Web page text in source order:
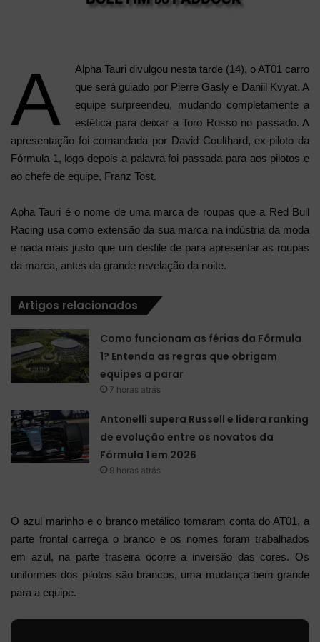
A
Alpha Tauri divulgou nesta tarde (14), o AT01 carro
que será guiado por Pierre Gasly e Daniil Kvyat. A
equipe surpreendeu, mudando completamente a
estética para deixar a Toro Rosso no passado. A
apresentação foi comandada por David Coulthard, ex-piloto da
Fórmula 1, logo depois a palavra foi passada para aos pilotos e
ao chefe de equipe, Franz Tost.
Apha Tauri é o nome de uma marca de roupas que a Red Bull
Racing usa como extensão da sua marca na indústria da moda
e nada mais justo que um desfile de para apresentar as roupas
da marca, antes da grande revelação da noite.
Artigos relacionados
Como funcionam as férias da Fórmula
1? Entenda as regras que obrigam
equipes a parar
7 horas atrás
Antonelli supera Russell e lidera ranking
de evolução entre os novatos da
Fórmula 1 em 2026
9 horas atrás
O azul marinho e o branco metálico tomaram conta do AT01, a
parte frontal carrega o branco e os nomes foram trabalhados
em azul, na parte traseira ocorre a inversão das cores. Os
uniformes dos pilotos são brancos, uma mudança bem grande
para a equipe.